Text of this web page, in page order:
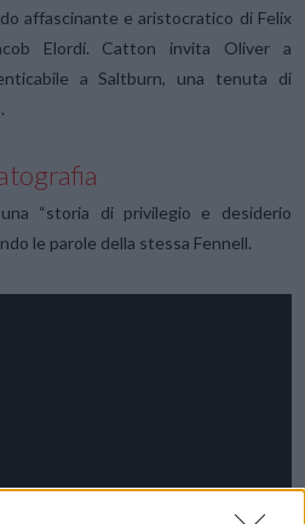
affascinante e aristocratico di Felix
Elordi. Catton invita Oliver a
a Saltburn, una tenuta di
“storia di privilegio e desiderio
le parole della stessa Fennell.